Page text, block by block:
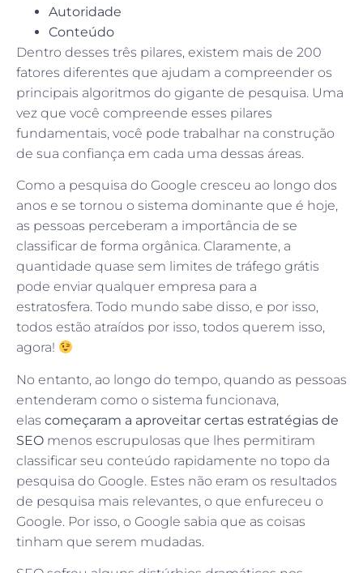
Autoridade
Conteúdo
Dentro desses três pilares, existem mais de 200
fatores diferentes que ajudam a compreender os
principais algoritmos do gigante de pesquisa. Uma
vez que você compreende esses pilares
fundamentais, você pode trabalhar na construção
de sua confiança em cada uma dessas áreas.
Como a pesquisa do Google cresceu ao longo dos
anos e se tornou o sistema dominante que é hoje,
as pessoas perceberam a importância de se
classificar de forma orgânica. Claramente, a
quantidade quase sem limites de tráfego grátis
pode enviar qualquer empresa para a
estratosfera. Todo mundo sabe disso, e por isso,
todos estão atraídos por isso, todos querem isso,
agora!
No entanto, ao longo do tempo, quando as pessoas
entenderam como o sistema funcionava,
elas começaram a aproveitar certas estratégias de
SEO menos escrupulosas que lhes permitiram
classificar seu conteúdo rapidamente no topo da
pesquisa do Google. Estes não eram os resultados
de pesquisa mais relevantes, o que enfureceu o
Google. Por isso, o Google sabia que as coisas
tinham que serem mudadas.